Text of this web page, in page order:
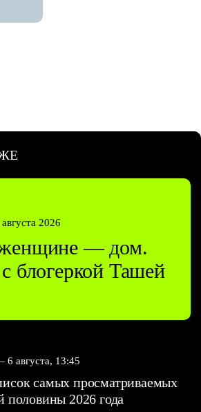
2026
— дом.
блогеркой Ташей
6 августа, 13:45
самых просматриваемых
половины 2026 года